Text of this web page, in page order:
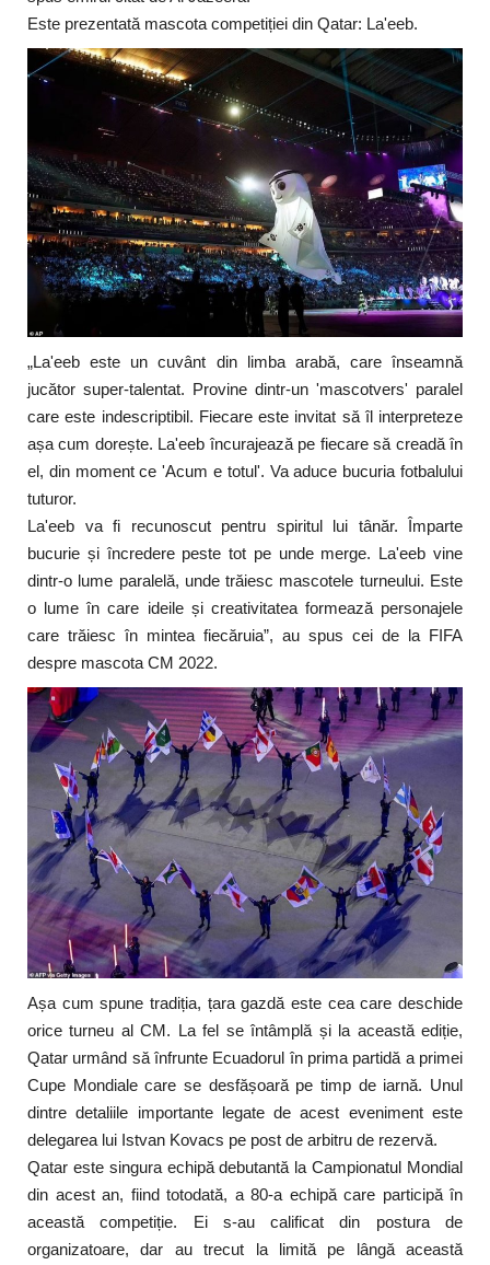
Este prezentată mascota competiției din Qatar: La'eeb.
„La'eeb este un cuvânt din limba arabă, care înseamnă
jucător super-talentat. Provine dintr-un 'mascotvers' paralel
care este indescriptibil. Fiecare este invitat să îl interpreteze
așa cum dorește. La'eeb încurajează pe fiecare să creadă în
el, din moment ce 'Acum e totul'. Va aduce bucuria fotbalului
tuturor.
La'eeb va fi recunoscut pentru spiritul lui tânăr. Împarte
bucurie și încredere peste tot pe unde merge. La'eeb vine
dintr-o lume paralelă, unde trăiesc mascotele turneului. Este
o lume în care ideile și creativitatea formează personajele
care trăiesc în mintea fiecăruia”, au spus cei de la FIFA
despre mascota CM 2022.
Așa cum spune tradiția, țara gazdă este cea care deschide
orice turneu al CM. La fel se întâmplă și la această ediție,
Qatar urmând să înfrunte Ecuadorul în prima partidă a primei
Cupe Mondiale care se desfășoară pe timp de iarnă. Unul
dintre detaliile importante legate de acest eveniment este
delegarea lui Istvan Kovacs pe post de arbitru de rezervă.
Qatar este singura echipă debutantă la Campionatul Mondial
din acest an, fiind totodată, a 80-a echipă care participă în
această competiție. Ei s-au calificat din postura de
organizatoare, dar au trecut la limită pe lângă această